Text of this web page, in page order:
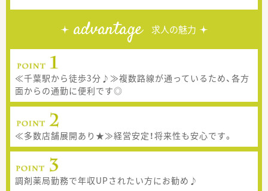
advantage 求人の魅力
≪千葉駅から徒歩3分♪≫複数路線が通っているため、各方
面からの通勤に便利です◎
≪多数店舗展開あり★≫経営安定！将来性も安心です。
調剤薬局勤務で年収UPされたい方にお勧め♪